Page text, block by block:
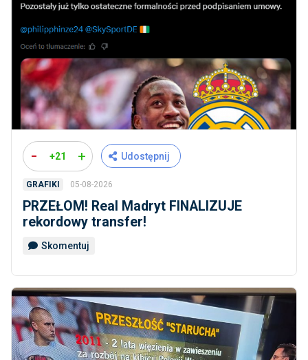
- +21 + Udostępnij
GRAFIKI 05-08-2026
PRZEŁOM! Real Madryt FINALIZUJE
rekordowy transfer!
Skomentuj